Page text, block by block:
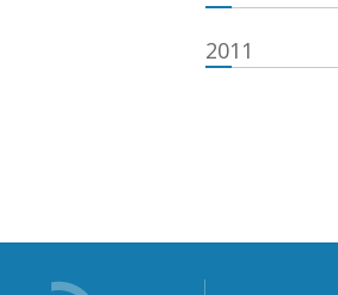
2011